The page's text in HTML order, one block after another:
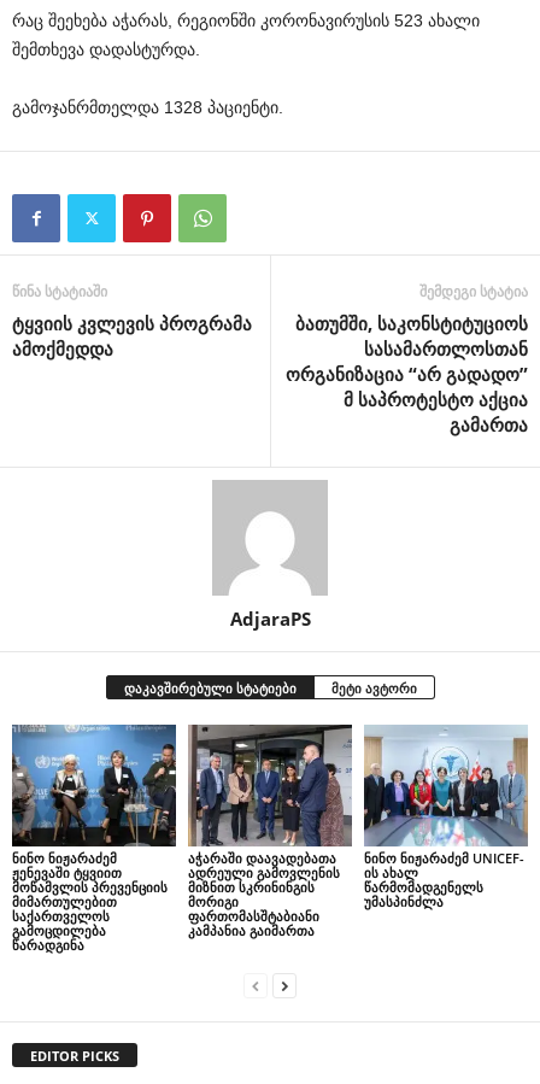
რაც შეეხება აჭარას რეგიონში კორონავირუსის 523 ახალი
შემთხევა დადასტურდა
გამოჯანრმთელდა 1328 პაციენტი
წინა სტატიაში
ტყვიის კვლევის პროგრამა
ამოქმედდა
შემდეგი სტატია
ბათუმში, საკონსტიტუციოს
სასამართლოსთან
ორგანიზაცია “არ გადადო”
მ საპროტესტო აქცია
გამართა
AdjaraPS
დაკავშირებული სტატიები მეტი ავტორი
ნინო ნიჟარაძემ
ჟენევაში ტყვიით
მოწამვლის პრევენციის
მიმართულებით
საქართველოს
გამოცდილება
წარადგინა
აჭარაში დაავადებათა
ადრეული გამოვლენის
მიზნით სკრინინგის
მორიგი
ფართომასშტაბიანი
კამპანია გაიმართა
ნინო ნიჟარაძემ UNICEF-
ის ახალ
წარმომადგენელს
უმასპინძლა
EDITOR PICKS